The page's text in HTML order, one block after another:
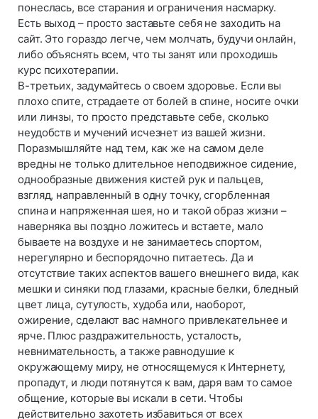
понеслась, все старания и ограничения насмарку.
Есть выход – просто заставьте себя не заходить на
сайт. Это гораздо легче, чем молчать, будучи онлайн,
либо объяснять всем, что ты занят или проходишь
курс психотерапии.
В-третьих, задумайтесь о своем здоровье. Если вы
плохо спите, страдаете от болей в спине, носите очки
или линзы, то просто представьте себе, сколько
неудобств и мучений исчезнет из вашей жизни.
Поразмышляйте над тем, как же на самом деле
вредны не только длительное неподвижное сидение,
однообразные движения кистей рук и пальцев,
взгляд, направленный в одну точку, сгорбленная
спина и напряженная шея, но и такой образ жизни –
наверняка вы поздно ложитесь и встаете, мало
бываете на воздухе и не занимаетесь спортом,
нерегулярно и беспорядочно питаетесь. Да и
отсутствие таких аспектов вашего внешнего вида, как
мешки и синяки под глазами, красные белки, бледный
цвет лица, сутулость, худоба или, наоборот,
ожирение, сделают вас намного привлекательнее и
ярче. Плюс раздражительность, усталость,
невнимательность, а также равнодушие к
окружающему миру, не относящемуся к Интернету,
пропадут, и люди потянутся к вам, даря вам то самое
общение, которые вы искали в сети. Чтобы
действительно захотеть избавиться от всех